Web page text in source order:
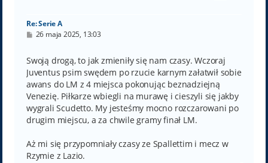
Re: Serie A
P
t
26 maja 2025, 13:03
Swoją drogą, to jak zmieniły się nam czasy. Wczoraj
Juventus psim swędem po rzucie karnym załatwił sobie
awans do LM z 4 miejsca pokonując beznadziejną
Venezię. Piłkarze wbiegli na murawę i cieszyli się jakby
wygrali Scudetto. My jesteśmy mocno rozczarowani po
drugim miejscu, a za chwile gramy finał LM.
Aż mi się przypomniały czasy ze Spallettim i mecz w
Rzymie z Lazio.